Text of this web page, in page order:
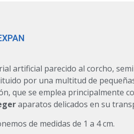
artificial parecido al corcho,
por una multitud de
que se emplea principalmente
aparatos delicados en su
de medidas de 1 a 4 cm.